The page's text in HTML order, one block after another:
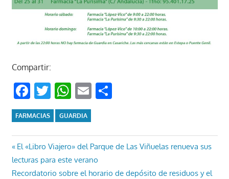
Compartir:
Facebook
Twitter
WhatsApp
EmailCompartir
FARMACIAS GUARDIA
Navegación
de
Entrada
anterior:
El «Libro Viajero» del Parque de Las Viñuelas renueva sus
lecturas para este verano
Entrada
Recordatorio sobre el horario de depósito de residuos y el